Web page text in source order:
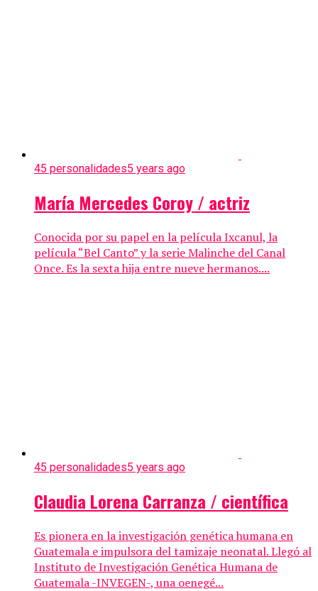
45 personalidades5 years ago
María Mercedes Coroy / actriz
Conocida por su papel en la película Ixcanul, la
película “Bel Canto” y la serie Malinche del Canal
Once. Es la sexta hija entre nueve hermanos....
45 personalidades5 years ago
Claudia Lorena Carranza / científica
Es pionera en la investigación genética humana en
Guatemala e impulsora del tamizaje neonatal. Llegó al
Instituto de Investigación Genética Humana de
Guatemala -INVEGEN-, una oenegé...